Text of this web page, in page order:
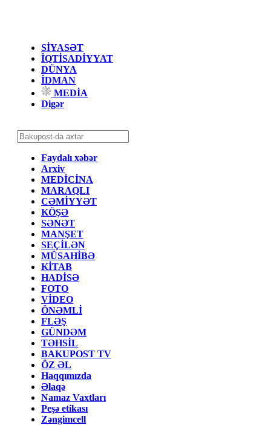
SİYASƏT
İQTİSADİYYAT
DÜNYA
İDMAN
MEDİA
Digər
Faydalı xəbər
Arxiv
MEDİCİNA
MARAQLI
CƏMİYYƏT
KÖŞƏ
SƏNƏT
MANŞET
SEÇİLƏN
MÜSAHİBƏ
KİTAB
HADİSƏ
FOTO
VİDEO
ÖNƏMLİ
FLƏŞ
GÜNDƏM
TƏHSİL
BAKUPOST TV
ÖZ ƏL
Haqqımızda
Əlaqə
Namaz Vaxtları
Peşə etikası
Zəngimcell